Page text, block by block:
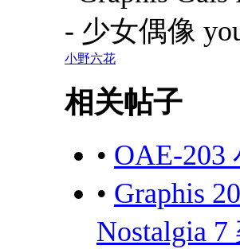
小野六花
相关帖子
• OAE-203
• Graphis
Nostalgia